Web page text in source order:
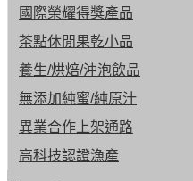
國際榮耀得獎產品
茶點休閒果乾小品
養生/烘焙/沖泡飲品
無添加純蜜/純原汁
異業合作上架通路
高科技認證漁產